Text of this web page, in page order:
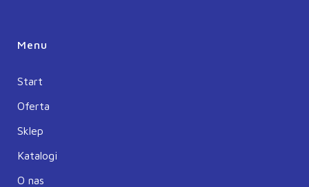
Menu
Start
Oferta
Sklep
Katalogi
O nas